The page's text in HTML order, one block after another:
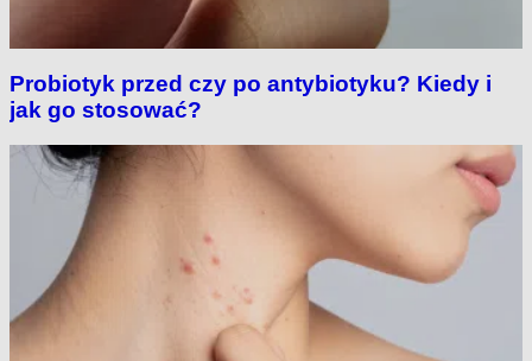
Probiotyk przed czy po antybiotyku? Kiedy i
jak go stosować?